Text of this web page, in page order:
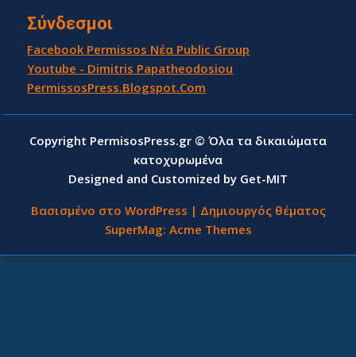
Σύνδεσμοι
Facebook Permissos Νέα Public Group
Youtube - Dimitris Papatheodosiou
PermissosPress.Blogspot.Com
Copyright PermisosPress.gr © Όλα τα δικαιώματα
κατοχυρωμένα
Designed and Customized by Get-MIT
Βασισμένο στο WordPress | Δημιουργός θέματος
SuperMag: Acme Themes